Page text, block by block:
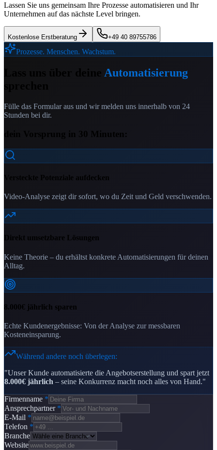
Lassen Sie uns gemeinsam Ihre Prozesse automatisieren und Ihr
Unternehmen auf das nächste Level bringen.
Kostenlose Erstberatung +49 40 89755786
Prozesse. Menschen. Wachstum.
Automatisierung
Fülle das Formular aus und wir melden uns innerhalb von 24
Stunden bei dir.
dein Vorsprung in 30 Minuten:
Versteckte Potenziale aufdecken
Video-Analyse zeigt dir sofort, wo du Zeit und Geld verschwenden.
Direkt umsetzbare Lösungen
Keine Theorie – du erhältst konkrete Automatisierungen für deinen
Alltag.
8.000€ jährlich sparen
Echte Kundenergebnisse: Von der Analyse zur messbaren
Kosteneinsparung.
Während andere noch überlegen:
"Unser Kunde automatisierte die Angebotserstellung und spart jetzt
8.000€ jährlich – seine Konkurrenz macht noch alles von Hand."
Firmenname *
Ansprechpartner *
E-Mail *
Telefon *
Branche
Website